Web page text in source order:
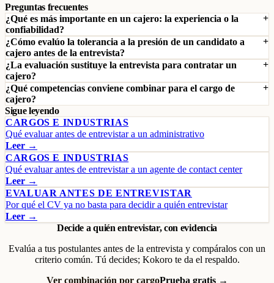
Preguntas frecuentes
¿Qué es más importante en un cajero: la experiencia o la
confiabilidad?
¿Cómo evalúo la tolerancia a la presión de un candidato a
cajero antes de la entrevista?
¿La evaluación sustituye la entrevista para contratar un
cajero?
¿Qué competencias conviene combinar para el cargo de
cajero?
Sigue leyendo
CARGOS E INDUSTRIAS
Qué evaluar antes de entrevistar a un administrativo
Leer →
CARGOS E INDUSTRIAS
Qué evaluar antes de entrevistar a un agente de contact center
Leer →
EVALUAR ANTES DE ENTREVISTAR
Por qué el CV ya no basta para decidir a quién entrevistar
Leer →
Decide a quién entrevistar, con evidencia
Evalúa a tus postulantes antes de la entrevista y compáralos con un
criterio común. Tú decides; Kokoro te da el respaldo.
Ver combinación por cargoPrueba gratis →